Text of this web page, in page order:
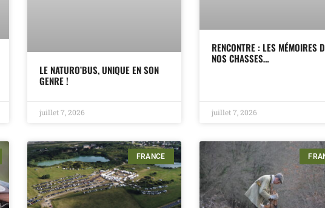
LE NATURO’BUS, UNIQUE EN SON
GENRE !
juillet 7, 2026
RENCONTRE : LES MÉMOIRES
NOS CHASSES…
juillet 7, 2026
FRANCE